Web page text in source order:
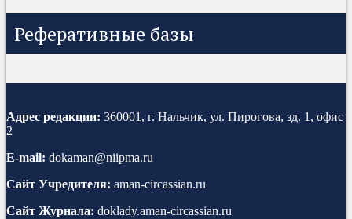
Реферативные базы
Адрес редакции: 360001, г. Нальчик, ул. Пирогова, зд. 1, офис
2
E-mail: dokaman@niipma.ru
Сайт Учредителя: aman-circassian.ru
Сайт Журнала: doklady.aman-circassian.ru